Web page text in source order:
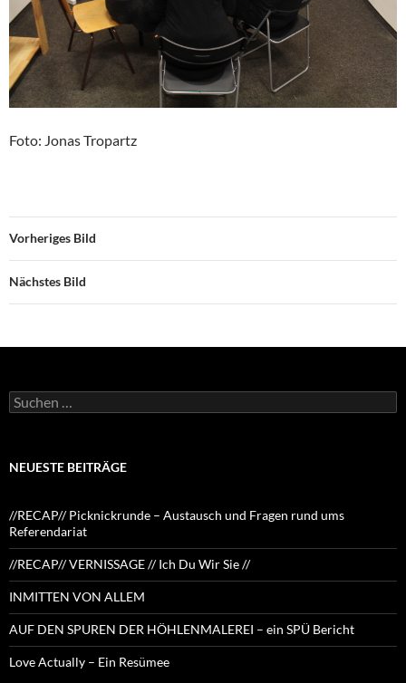
Foto: Jonas Tropartz
Vorheriges Bild
Nächstes Bild
Suchen
nach:
NEUESTE BEITRÄGE
//RECAP// Picknickrunde – Austausch und Fragen rund ums
Referendariat
//RECAP// VERNISSAGE // Ich Du Wir Sie //
INMITTEN VON ALLEM
AUF DEN SPUREN DER HÖHLENMALEREI – ein SPÜ Bericht
Love Actually – Ein Resümee